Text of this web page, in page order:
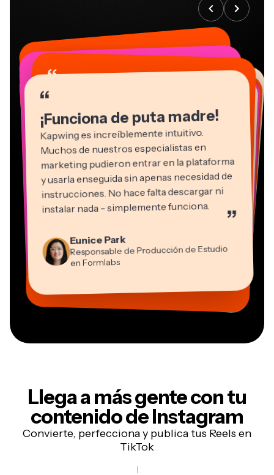
“
¡Funciona de puta madre!
Kapwing es increíblemente intuitivo.
Muchos de nuestros especialistas en
marketing pudieron entrar en la plataforma
y usarla enseguida sin apenas necesidad de
instrucciones. No hace falta descargar ni
instalar nada - simplemente funciona. ”
Eunice Park
Responsable de Producción de Estudio
en Formlabs
“
“
Grant Taleck
Panos Papagapiou
Socio Director en EPATHLON
“
Kerry-lee Farla
Youtuber
Gracie Peng
Director de Contenidos
“
Martin James
Heidi Rae
Educación
“
Natasha Ball
Consultor
“
Mitch Rawlings
“
Dina Segovia
Trabajador freelance virtual
Llega a más gente con tu
contenido de Instagram
Convierte, perfecciona y publica tus Reels en
TikTok